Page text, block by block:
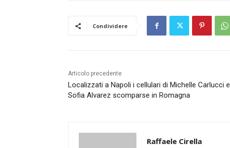
Condividere
Articolo precedente
Localizzati a Napoli i cellulari di Michelle Carlucci e
Sofia Alvarez scomparse in Romagna
Raffaele Cirella